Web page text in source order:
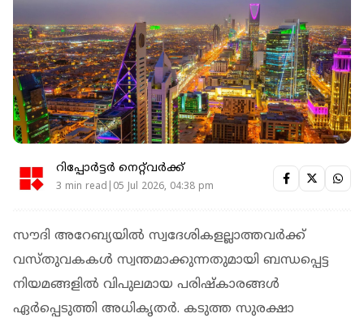
റിപ്പോർട്ടർ നെറ്റ്‌വര്‍ക്ക്‌
3 min read|05 Jul 2026, 04:38 pm
സൗദി അറേബ്യയിൽ സ്വദേശികളല്ലാത്തവർക്ക്
വസ്തുവകകൾ സ്വന്തമാക്കുന്നതുമായി ബന്ധപ്പെട്ട
നിയമങ്ങളിൽ വിപുലമായ പരിഷ്കാരങ്ങൾ
ഏർപ്പെടുത്തി അധികൃതർ. കടുത്ത സുരക്ഷാ